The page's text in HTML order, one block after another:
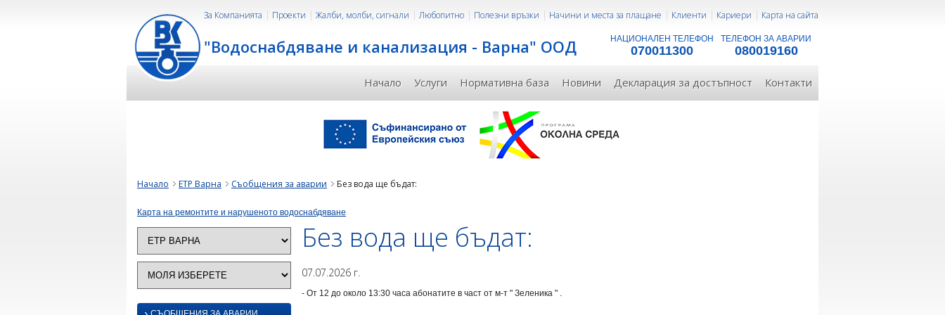
"Водоснабдяване и канализация - Варна" ООД НАЦИОНАЛЕН ТЕЛЕФОН
070011300
ТЕЛЕФОН ЗА АВАРИИ
080019160
За Компанията Проекти Жалби, молби, сигнали Любопитно Полезни връзки Начини и места за плащане Клиенти Кариери Карта на сайта
Начало Услуги Нормативна база Новини Декларация за достъпност Контакти
Начало ЕТР Варна Съобщения за аварии Без вода ще бъдат:
Карта на ремонтите и нарушеното водоснабдяване
Без вода ще бъдат:
07.07.2026 г.
- От 12 до около 13:30 часа абонатите в част от м-т " Зеленика " .